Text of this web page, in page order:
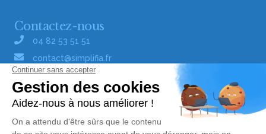
Contactez-nous
04 82 53 51 51
contact@simplifia.fr
Réseaux sociaux